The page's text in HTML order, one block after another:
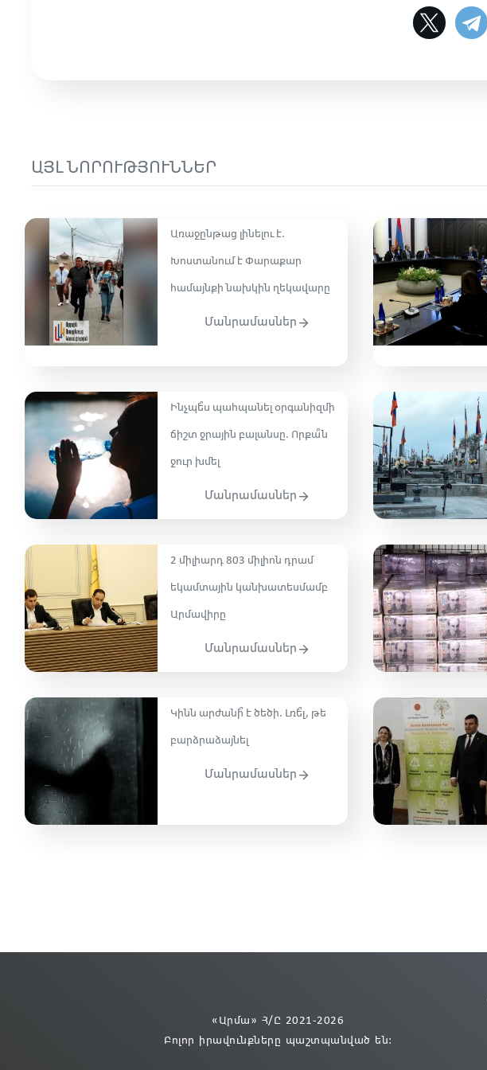
ԱՅԼ ՆՈՐՈՒԹՅՈՒՆՆԵՐ
Առաջընթաց լինելու է․
Խոստանում է Փարաքար
համայնքի նախկին ղեկավարը
Մանրամասներ
Ինչպե՞ս պահպանել օրգանիզմի
ճիշտ ջրային բալանսը. Որքա՞ն
ջուր խմել
Մանրամասներ
2 միլիարդ 803 միլիոն դրամ
եկամտային կանխատեսմամբ
Արմավիրը
Մանրամասներ
Կինն արժանի՞ է ծեծի․ Լռե՞լ, թե
բարձրաձայնել
Մանրամասներ
«Արմա» Հ/Ը 2021-2026
Բոլոր իրավունքները պաշտպանված են: